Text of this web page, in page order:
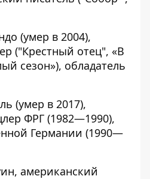
(умер в 2004),
("Крестный отец", «В
сезон»), обладатель
(умер в 2017),
ФРГ (1982—1990),
Германии (1990—
американский